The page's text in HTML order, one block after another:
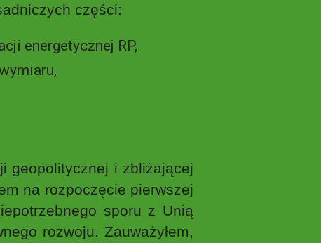
części:
energetycznej RP,
i zbliżającej
na rozpoczęcie pierwszej
sporu z Unią
rozwoju. Zauważyłem,